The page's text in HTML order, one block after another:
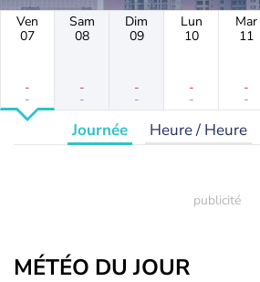
Ven
07
-
-
Sam
08
-
-
Dim
09
-
-
Lun
10
-
-
Mar
11
-
-
Journée Heure / Heure
MÉTÉO DU JOUR